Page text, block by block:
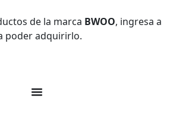
de la marca BWOO, ingresa a
poder adquirirlo.